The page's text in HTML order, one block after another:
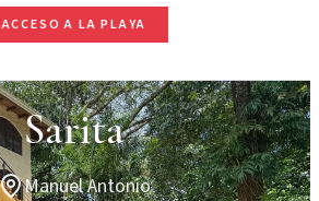
ACCESO A LA PLAYA
Sarita
Manuel Antonio